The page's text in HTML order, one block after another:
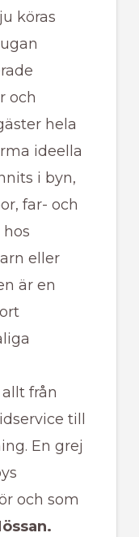
köras
och
hela
ideella
i byn,
far- och
eller
är en
från
till
En grej
och som